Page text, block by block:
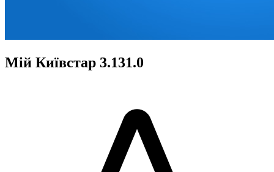
Мій Київстар 3.131.0